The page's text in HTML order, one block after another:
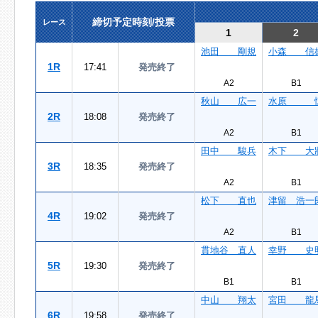
レース
締切予定時刻/投票
1
2
1R 17:41 発売終了
池田 剛規
A2
小森 信
B1
2R 18:08 発売終了
秋山 広一
A2
水原
B1
3R 18:35 発売終了
田中 駿兵
A2
木下 大
B1
4R 19:02 発売終了
松下 直也
A2
津留 浩一
B1
5R 19:30 発売終了
貫地谷 直人
B1
幸野 史
B1
6R 19:58 発売終了
中山 翔太 宮田 龍